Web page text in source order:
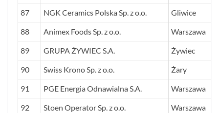
87 NGK Ceramics Polska Sp. z o.o. Gliwice
88 Animex Foods Sp. z o.o. Warszawa
89 GRUPA ŻYWIEC S.A. Żywiec
90 Swiss Krono Sp. z o.o. Żary
91 PGE Energia Odnawialna S.A. Warszawa
92 Stoen Operator Sp. z o.o. Warszawa